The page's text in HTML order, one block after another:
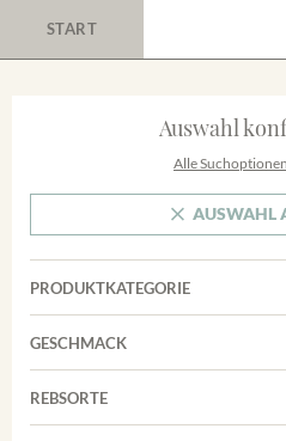
START
Auswahl
Alle
AUSWAHL
PRODUKTKATEGORIE
Cuvées
Rosé
GESCHMACK
Trocken
REBSORTE
Chardonnay